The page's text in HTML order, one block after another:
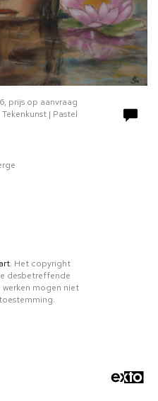
prijs op aanvraag
| Pastel
. Het copyright
desbetreffende
werken mogen niet